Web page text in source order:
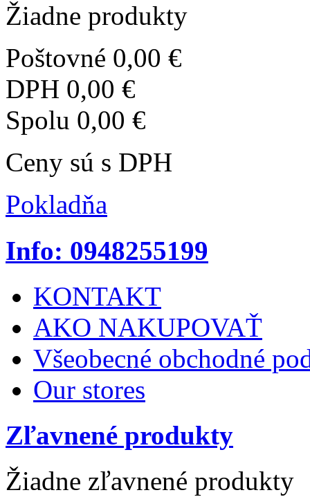
Žiadne produkty
Poštovné 0,00 €
DPH 0,00 €
Spolu 0,00 €
Ceny sú s DPH
Pokladňa
Info: 0948255199
KONTAKT
AKO NAKUPOVAŤ
Všeobecné obchodné
Our stores
Zľavnené produkty
Žiadne zľavnené produkty